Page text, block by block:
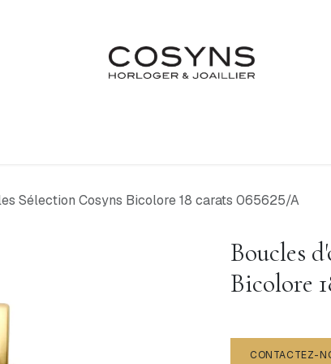
Sélection Cosyns Bicolore 18 carats 065625/A
Boucles
Bicolore
CONTACTEZ-